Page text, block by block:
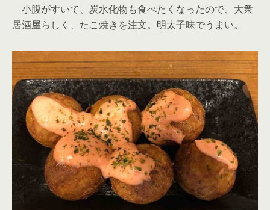
小腹がすいて、炭水化物も食べたくなったので、大衆
居酒屋らしく、たこ焼きを注文。明太子味でうまい。